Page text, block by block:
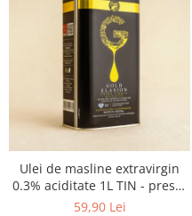
Ulei de masline extravirgin
0.3% aciditate 1L TIN - presat
la rece
59,90 Lei